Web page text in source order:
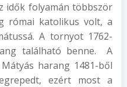
idők folyamán többször
római katolikus volt, a
A tornyot 1762-
található benne. A
harang 1481-ből
ezért most a